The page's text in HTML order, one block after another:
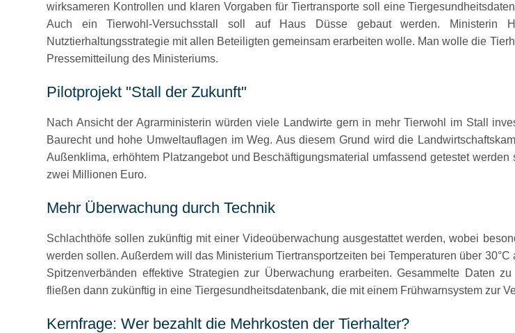
wirksameren Kontrollen und klaren Vorgaben für Tiertransporte soll eine
Auch ein Tierwohl-Versuchsstall soll auf Haus Düsse gebaut werden. Ministerin
Nutztierhaltungsstrategie mit allen Beteiligten gemeinsam erarbeiten wolle. Man wolle die
Pressemitteilung des Ministeriums.
Pilotprojekt Stall der Zukunft
Nach Ansicht der Agrarministerin würden viele Landwirte gern in mehr Tierwohl im Stall
Baurecht und hohe Umweltauflagen im Weg. Aus diesem Grund wird die
Außenklima, erhöhtem Platzangebot und Beschäftigungsmaterial umfassend getestet
zwei Millionen Euro.
Mehr Überwachung durch Technik
Schlachthöfe sollen zukünftig mit einer Videoüberwachung ausgestattet werden, wobei
werden sollen. Außerdem will das Ministerium Tiertransportzeiten bei Temperaturen über
Spitzenverbänden effektive Strategien zur Überwachung erarbeiten. Gesammelte Daten
fließen dann zukünftig in eine Tiergesundheitsdatenbank, die mit einem Frühwarnsystem zur
Kernfrage: Wer bezahlt die Mehrkosten der Tierhalter?